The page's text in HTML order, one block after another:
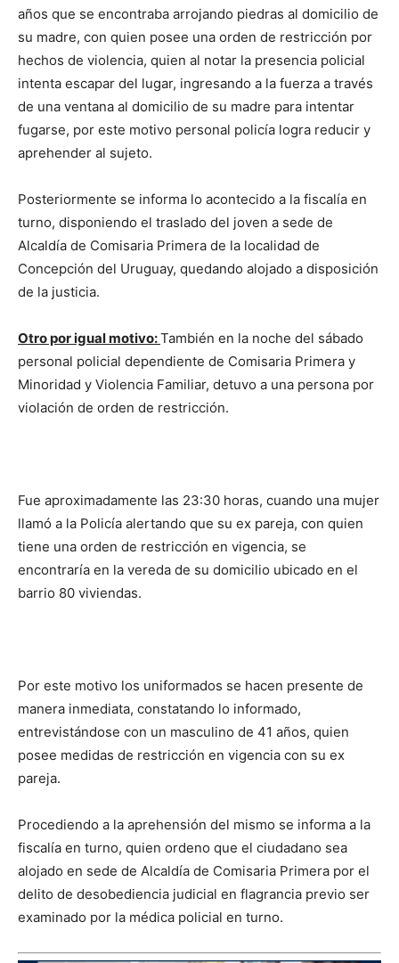
años que se encontraba arrojando piedras al domicilio de
su madre, con quien posee una orden de restricción por
hechos de violencia, quien al notar la presencia policial
intenta escapar del lugar, ingresando a la fuerza a través
de una ventana al domicilio de su madre para intentar
fugarse, por este motivo personal policía logra reducir y
aprehender al sujeto.
Posteriormente se informa lo acontecido a la fiscalía en
turno, disponiendo el traslado del joven a sede de
Alcaldía de Comisaria Primera de la localidad de
Concepción del Uruguay, quedando alojado a disposición
de la justicia.
Otro por igual motivo:También en la noche del sábado
personal policial dependiente de Comisaria Primera y
Minoridad y Violencia Familiar, detuvo a una persona por
violación de orden de restricción.
Fue aproximadamente las 23:30 horas, cuando una mujer
llamó a la Policía alertando que su ex pareja, con quien
tiene una orden de restricción en vigencia, se
encontraría en la vereda de su domicilio ubicado en el
barrio 80 viviendas.
Por este motivo los uniformados se hacen presente de
manera inmediata, constatando lo informado,
entrevistándose con un masculino de 41 años, quien
posee medidas de restricción en vigencia con su ex
pareja.
Procediendo a la aprehensión del mismo se informa a la
fiscalía en turno, quien ordeno que el ciudadano sea
alojado en sede de Alcaldía de Comisaria Primera por el
delito de desobediencia judicial en flagrancia previo ser
examinado por la médica policial en turno.